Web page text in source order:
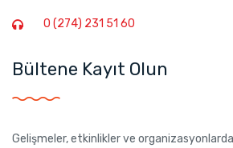
0 (274) 231 51 60
Bültene Kayıt Olun
Gelişmeler, etkinlikler ve